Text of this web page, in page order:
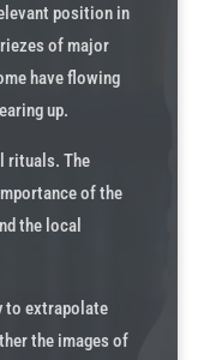
position in
of major
have flowing
up.
rituals. The
of the
the local
to extrapolate
the images of